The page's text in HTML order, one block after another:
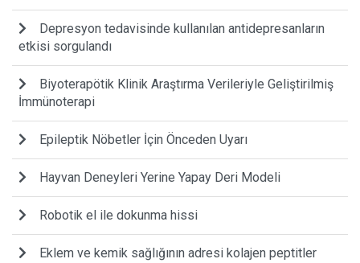
Depresyon tedavisinde kullanılan antidepresanların
etkisi sorgulandı
Biyoterapötik Klinik Araştırma Verileriyle Geliştirilmiş
İmmünoterapi
Epileptik Nöbetler İçin Önceden Uyarı
Hayvan Deneyleri Yerine Yapay Deri Modeli
Robotik el ile dokunma hissi
Eklem ve kemik sağlığının adresi kolajen peptitler